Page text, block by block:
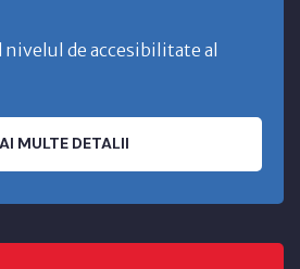
de accesibilitate al
MULTE DETALII